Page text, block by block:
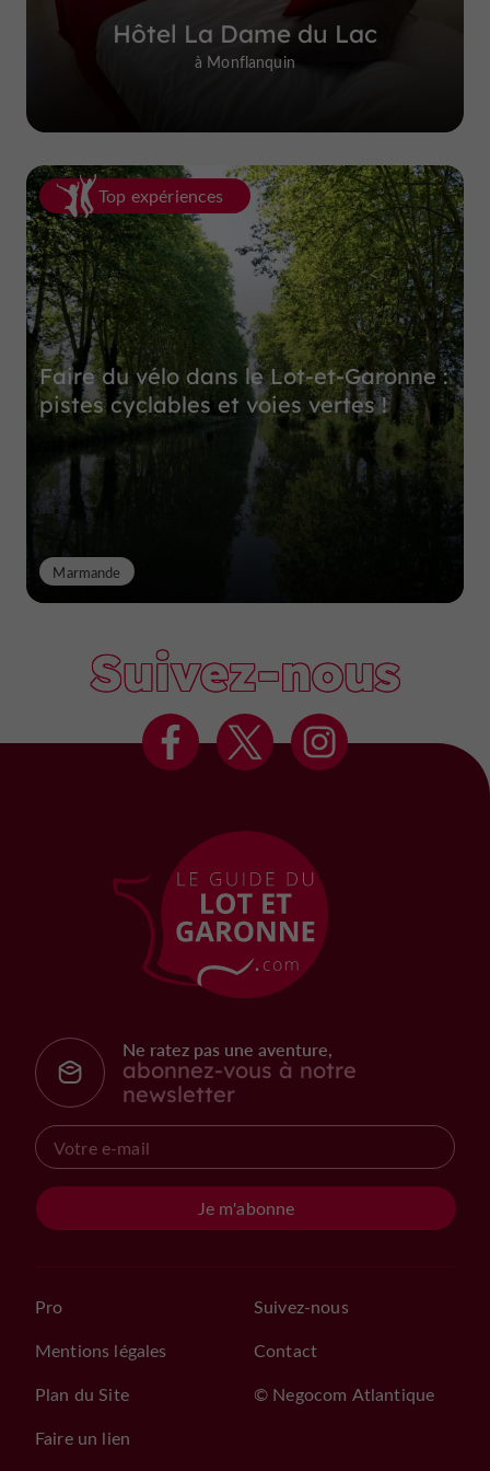
Hôtel La Dame du Lac
à Monflanquin
Top expériences
Faire du vélo dans le Lot-et-Garonne :
pistes cyclables et voies vertes !
Marmande
Suivez-nous
Ne ratez pas une aventure,
abonnez-vous à notre
newsletter
Je m'abonne
Pro
Mentions légales
Plan du Site
Faire un lien
Suivez-nous
Contact
© Negocom Atlantique